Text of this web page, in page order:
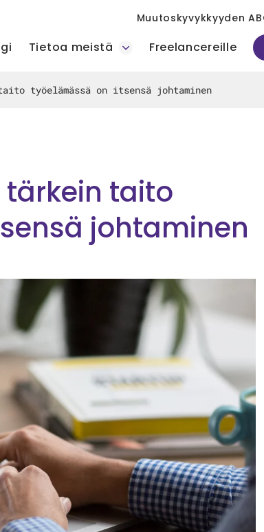
Muutoskyvykkyyden
Tietoa meistä Freelancereille
työelämässä on itsensä johtaminen
tärkein taito
johtaminen